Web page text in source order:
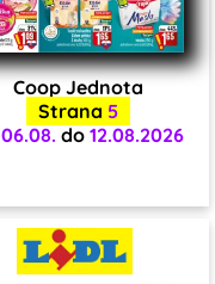
Coop Jednota
Strana 5
06.08. do 12.08.2026